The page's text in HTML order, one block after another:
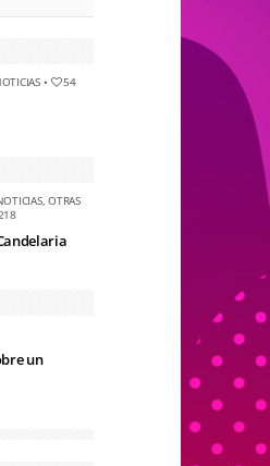
• 54
,OTRAS
un